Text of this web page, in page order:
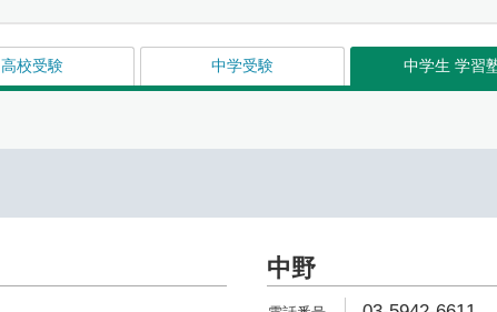
高校受験 中学受験 中学生 学習
中野